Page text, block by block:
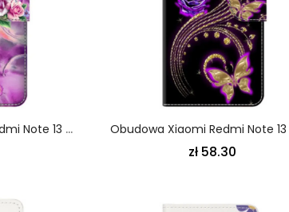
Etui Folio Do Xiaomi Redmi Note 13 5g Fioletowe Motyle I Kwiaty
zł 58.30